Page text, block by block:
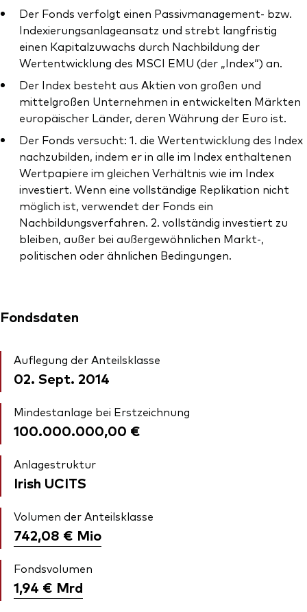
Ressourcen
Marktvolatilität
Research
Anbieterliste
Vanguard Modellportfolios
Vanguard Beratungsstudie
Der Fonds verfolgt einen Passivmanagement- bzw.
Indexierungsanlageansatz und strebt langfristig
einen Kapitalzuwachs durch Nachbildung der
Wertentwicklung des MSCI EMU (der „Index“) an.
Der Index besteht aus Aktien von großen und
mittelgroßen Unternehmen in entwickelten Märkten
europäischer Länder, deren Währung der Euro ist.
Der Fonds versucht: 1. die Wertentwicklung des Index
nachzubilden, indem er in alle im Index enthaltenen
Wertpapiere im gleichen Verhältnis wie im Index
investiert. Wenn eine vollständige Replikation nicht
möglich ist, verwendet der Fonds ein
Nachbildungsverfahren. 2. vollständig investiert zu
bleiben, außer bei außergewöhnlichen Markt-,
politischen oder ähnlichen Bedingungen.
Fondsdaten
Auflegung der Anteilsklasse
02. Sept. 2014
Mindestanlage bei Erstzeichnung
100.000.000,00 €
Anlagestruktur
Irish UCITS
Volumen der Anteilsklasse
742,08 € Mio
Fondsvolumen
1,94 € Mrd